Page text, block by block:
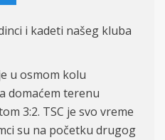
i kadeti našeg kluba
e u osmom kolu
domaćem terenu
3:2. TSC je svo vreme
su na početku drugog